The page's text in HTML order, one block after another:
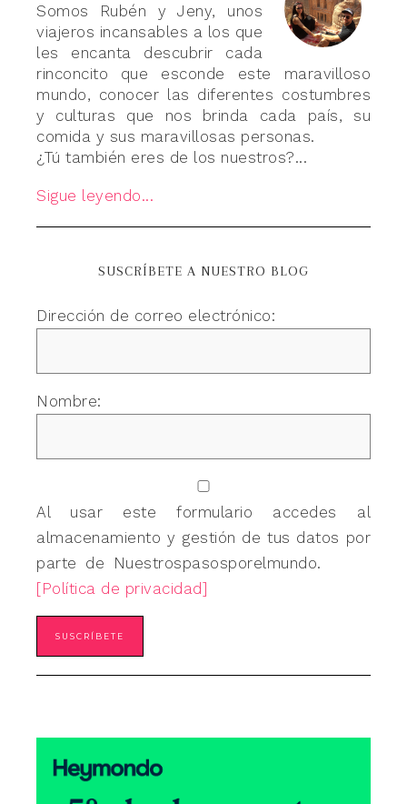
Somos Rubén y Jeny, unos
viajeros incansables a los que
les encanta descubrir cada
rinconcito que esconde este maravilloso
mundo, conocer las diferentes costumbres
y culturas que nos brinda cada país, su
comida y sus maravillosas personas.
¿Tú también eres de los nuestros?...
Sigue leyendo...
SUSCRÍBETE A NUESTRO BLOG
Dirección de correo electrónico:
Nombre:
Al usar este formulario accedes al
almacenamiento y gestión de tus datos por
parte de Nuestrospasosporelmundo.
[Política de privacidad]